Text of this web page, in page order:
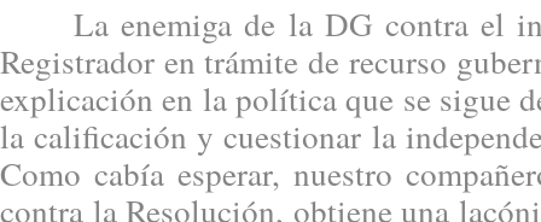
La enemiga de la DG contra el
Registrador en trámite de recurso
explicación en la política que se sigue
la calificación y cuestionar la
Como cabía esperar, nuestro
contra la Resolución, obtiene una